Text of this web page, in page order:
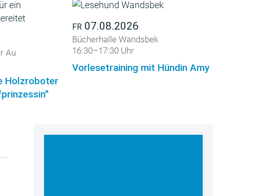
Au
Holzroboter
FR 07.08.2026
Bücherhalle Wandsbek
16:30–17:30 Uhr
Vorlesetraining mit Hündin Amy